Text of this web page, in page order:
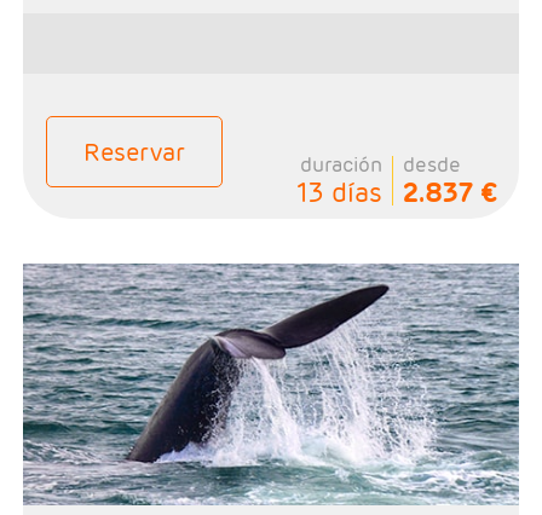
Reservar duración
13 días
desde
2.837 €
- Salidas: Diarias
- Ruta: 2 noches Iguazú, 2 noches Península de Valdés,
3 noches Calafate y 3 noches Buenos Aires.
- Categoría hotelera: A elección del cliente
- Régimen: Alojamiento y desayuno.